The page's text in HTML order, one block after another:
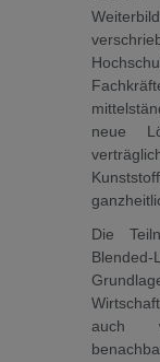
neue
Die
Blended-
auch